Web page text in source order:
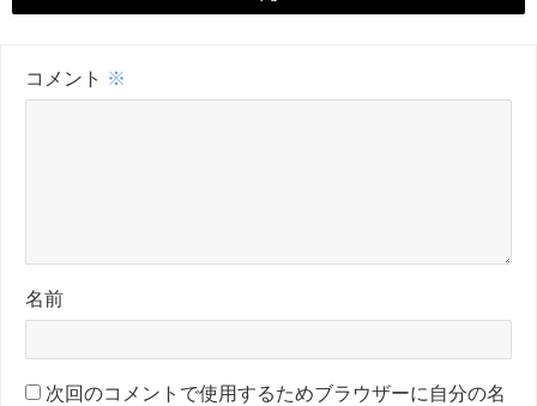
コメント ※
名前
次回のコメントで使用するためブラウザーに自分の名